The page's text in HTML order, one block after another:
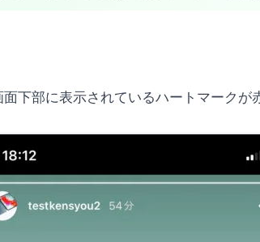
下部に表示されているハートマークが